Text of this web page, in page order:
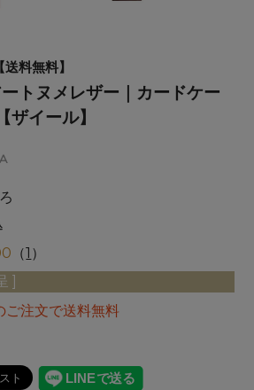
料無料】
ヌメレザー｜カードケー
ザイール】
（1 ）
]
注文で送料無料